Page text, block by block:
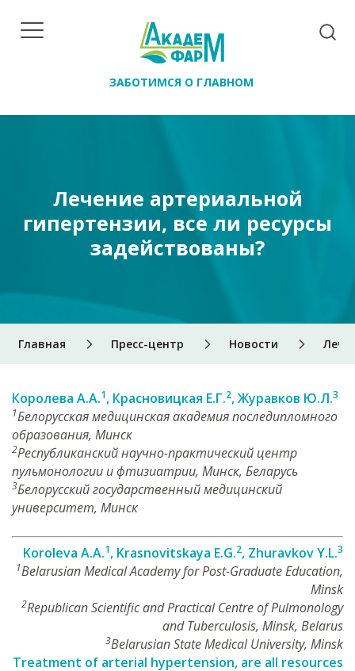
ЗАБОТИМСЯ О ГЛАВНОМ
Главная Пресс-центр Новости
Лечение артериальной
гипертензии, все ли ресурсы
задействованы?
Королева А.А.1, Красновицкая Е.Г.2, Журавков Ю.Л.3
1Белорусская медицинская академия последипломного
образования, Минск
2Республиканский научно-практический центр
пульмонологии и фтизиатрии, Минск, Беларусь
3Белорусский государственный медицинский
университет, Минск
Koroleva А.А.1, Krasnovitskaya E.G.2, Zhuravkov Y.L.3
1Belarusian Medical Academy for Post-Graduate Education,
Minsk
2Republican Scientific and Practical Centre of Pulmonology
and Tuberculosis, Minsk, Belarus
3Belarusian State Medical University, Minsk
Treatment of arterial hypertension, are all resources